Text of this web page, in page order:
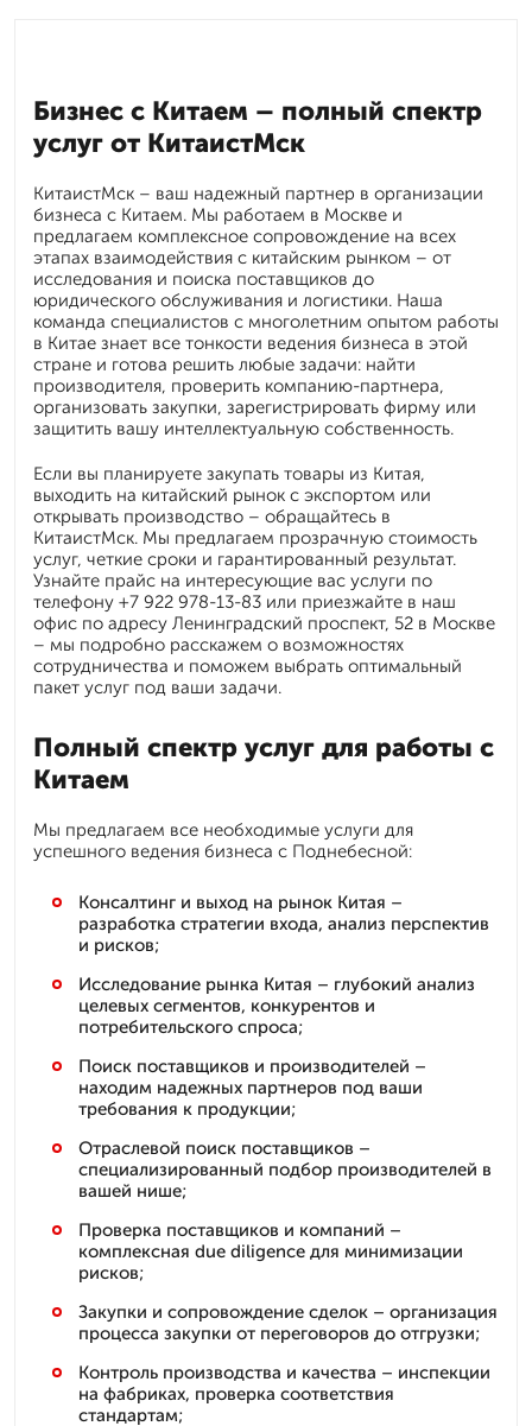
Бизнес с Китаем – полный спектр
услуг от КитаистМск
КитаистМск – ваш надежный партнер в организации
бизнеса с Китаем. Мы работаем в Москве и
предлагаем комплексное сопровождение на всех
этапах взаимодействия с китайским рынком – от
исследования и поиска поставщиков до
юридического обслуживания и логистики. Наша
команда специалистов с многолетним опытом работы
в Китае знает все тонкости ведения бизнеса в этой
стране и готова решить любые задачи: найти
производителя, проверить компанию-партнера,
организовать закупки, зарегистрировать фирму или
защитить вашу интеллектуальную собственность.
Если вы планируете закупать товары из Китая,
выходить на китайский рынок с экспортом или
открывать производство – обращайтесь в
КитаистМск. Мы предлагаем прозрачную стоимость
услуг, четкие сроки и гарантированный результат.
Узнайте прайс на интересующие вас услуги по
телефону +7 922 978-13-83 или приезжайте в наш
офис по адресу Ленинградский проспект, 52 в Москве
– мы подробно расскажем о возможностях
сотрудничества и поможем выбрать оптимальный
пакет услуг под ваши задачи.
Полный спектр услуг для работы с
Китаем
Мы предлагаем все необходимые услуги для
успешного ведения бизнеса с Поднебесной:
Консалтинг и выход на рынок Китая –
разработка стратегии входа, анализ перспектив
и рисков;
Исследование рынка Китая – глубокий анализ
целевых сегментов, конкурентов и
потребительского спроса;
Поиск поставщиков и производителей –
находим надежных партнеров под ваши
требования к продукции;
Отраслевой поиск поставщиков –
специализированный подбор производителей в
вашей нише;
Проверка поставщиков и компаний –
комплексная due diligence для минимизации
рисков;
Закупки и сопровождение сделок – организация
процесса закупки от переговоров до отгрузки;
Контроль производства и качества – инспекции
на фабриках, проверка соответствия
стандартам;